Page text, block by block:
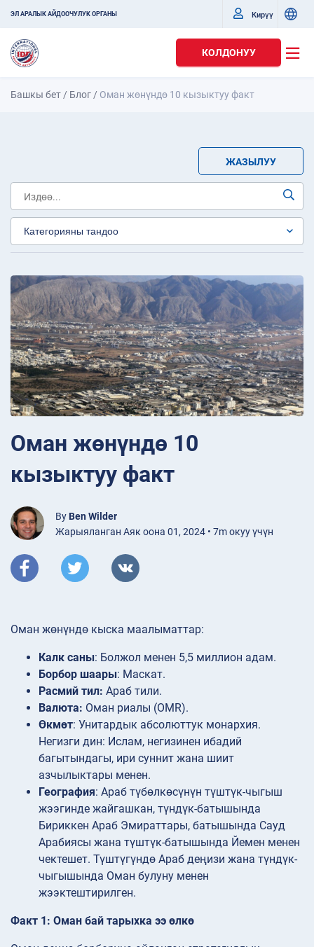
ЭЛ АРАЛЫК АЙДООЧУЛУК ОРГАНЫ Кирүү
КОЛДОНУУ
Башкы бет / Блог / Оман жөнүндө 10 кызыктуу факт
ЖАЗЫЛУУ
Оман жөнүндө 10
кызыктуу факт
By Ben Wilder
Жарыяланган Аяк оона 01, 2024 • 7m окуу үчүн
Оман жөнүндө кыска маалыматтар:
Калк саны: Болжол менен 5,5 миллион адам.
Борбор шаары: Маскат.
Расмий тил: Араб тили.
Валюта: Оман риалы (OMR).
Өкмөт: Унитардык абсолюттук монархия.
Негизги дин: Ислам, негизинен ибадий
багытындагы, ири суннит жана шиит
азчылыктары менен.
География: Араб түбөлкөсүнүн түштүк-чыгыш
жээгинде жайгашкан, түндүк-батышында
Бириккен Араб Эмираттары, батышында Сауд
Арабиясы жана түштүк-батышында Йемен менен
чектешет. Түштүгүндө Араб деңизи жана түндүк-
чыгышында Оман булуну менен
жээктештирилген.
Факт 1: Оман бай тарыхка ээ өлкө